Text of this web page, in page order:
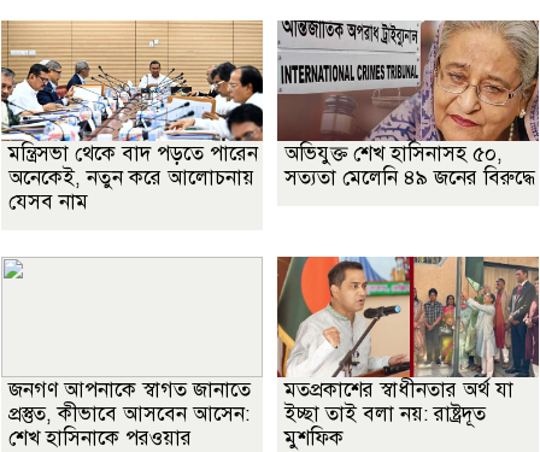
মন্ত্রিসভা থেকে বাদ পড়তে পারেন
অনেকেই, নতুন করে আলোচনায়
যেসব নাম
অভিযুক্ত শেখ হাসিনাসহ ৫০,
সত্যতা মেলেনি ৪৯ জনের বিরুদ্ধে
জনগণ আপনাকে স্বাগত জানাতে
প্রস্তুত, কীভাবে আসবেন আসেন:
শেখ হাসিনাকে পরওয়ার
মতপ্রকাশের স্বাধীনতার অর্থ যা
ইচ্ছা তাই বলা নয়: রাষ্ট্রদূত
মুশফিক